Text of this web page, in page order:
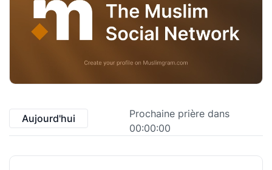
Aujourd'hui
Prochaine prière dans
00:00:00